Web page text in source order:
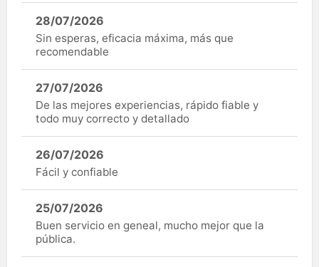
28/07/2026
Sin esperas, eficacia máxima, más que
recomendable
27/07/2026
De las mejores experiencias, rápido fiable y
todo muy correcto y detallado
26/07/2026
Fácil y confiable
25/07/2026
Buen servicio en geneal, mucho mejor que la
pública.